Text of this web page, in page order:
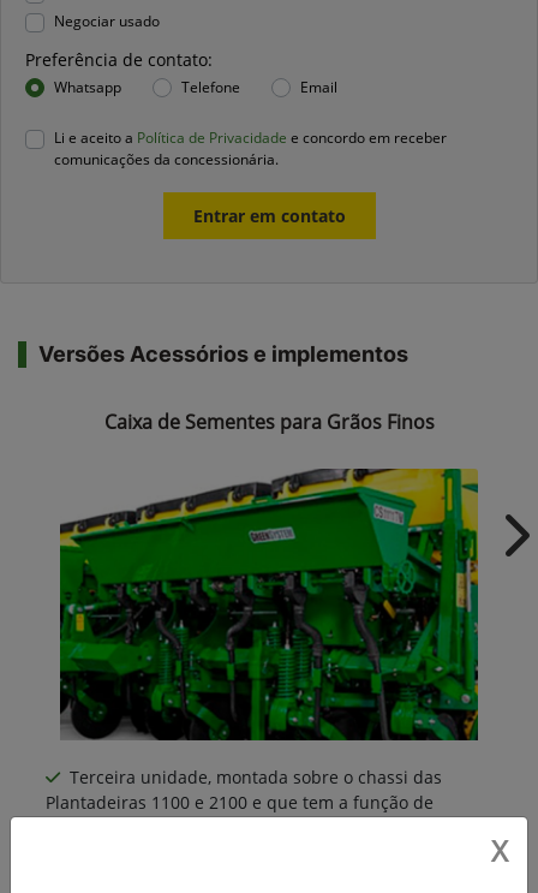
Negociar usado
Preferência de contato:
Whatsapp Telefone Email
Li e aceito a Política de Privacidade e concordo em receber
comunicações da concessionária.
Entrar em contato
Versões Acessórios e implementos
Caixa de Sementes para Grãos Finos
Terceira unidade, montada sobre o chassi das
Plantadeiras 1100 e 2100 e que tem a função de
X